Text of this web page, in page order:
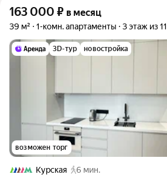
163 000 ₽ в месяц
39 м² 1-комн. апартаменты 3 этаж из 11
3D-тур новостройка
возможен торг
Курская
6 мин.